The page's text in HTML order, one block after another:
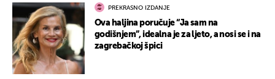
PREKRASNO IZDANJE
Ova haljina poručuje “Ja sam na
godišnjem”, idealna je za ljeto, a nosi se i na
zagrebačkoj špici